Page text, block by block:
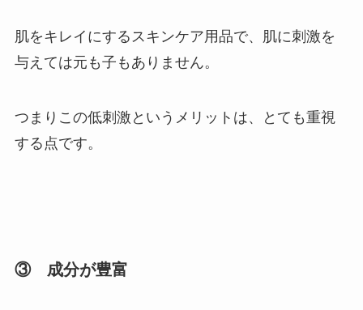
肌をキレイにするスキンケア用品で、肌に刺激を
与えては元も子もありません。
つまりこの低刺激というメリットは、とても重視
する点です。
③ 成分が豊富